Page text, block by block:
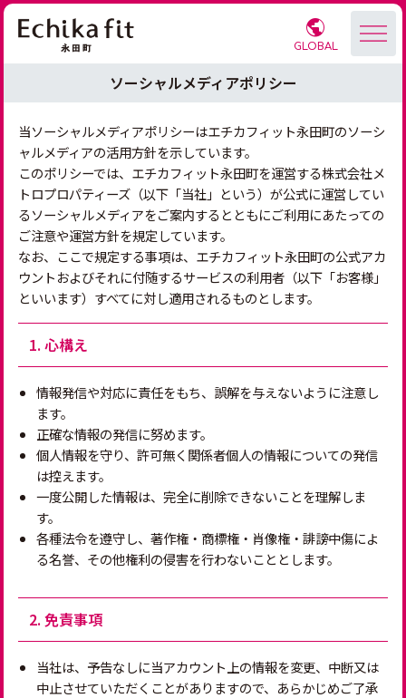
GLOBAL
ソーシャルメディアポリシー
当ソーシャルメディアポリシーはエチカフィット永田町のソーシ
ャルメディアの活用方針を示しています。
このポリシーでは、エチカフィット永田町を運営する株式会社メ
トロプロパティーズ（以下「当社」という）が公式に運営してい
るソーシャルメディアをご案内するとともにご利用にあたっての
ご注意や運営方針を規定しています。
なお、ここで規定する事項は、エチカフィット永田町の公式アカ
ウントおよびそれに付随するサービスの利用者（以下「お客様」
といいます）すべてに対し適用されるものとします。
1. 心構え
情報発信や対応に責任をもち、誤解を与えないように注意し
ます。
正確な情報の発信に努めます。
個人情報を守り、許可無く関係者個人の情報についての発信
は控えます。
一度公開した情報は、完全に削除できないことを理解しま
す。
各種法令を遵守し、著作権・商標権・肖像権・誹謗中傷によ
る名誉、その他権利の侵害を行わないこととします。
2. 免責事項
当社は、予告なしに当アカウント上の情報を変更、中断又は
中止させていただくことがありますので、あらかじめご了承